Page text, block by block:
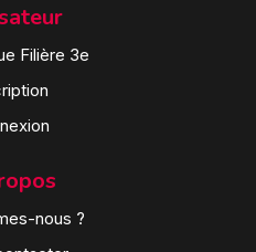
Filière 3e
nous ?